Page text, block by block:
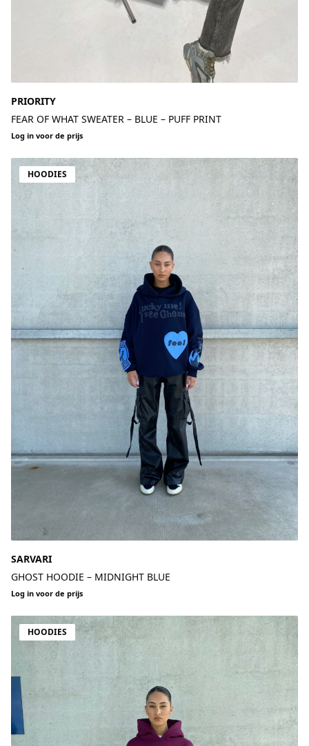
PRIORITY
FEAR OF WHAT SWEATER – BLUE – PUFF PRINT
Log in voor de prijs
HOODIES
SARVARI
GHOST HOODIE – MIDNIGHT BLUE
Log in voor de prijs
HOODIES